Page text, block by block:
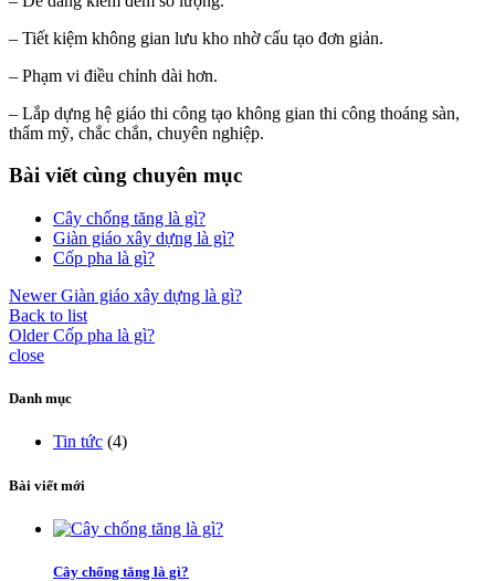
– Tiết kiệm không gian lưu kho nhờ cấu tạo đơn giản.
– Phạm vi điều chỉnh dài hơn.
– Lắp dựng hệ giáo thi công tạo không gian thi công thoáng sàn,
thẩm mỹ, chắc chắn, chuyên nghiệp.
Bài viết cùng chuyên mục
Cây chống tăng là gì?
Giàn giáo xây dựng là gì?
Cốp pha là gì?
Newer Giàn giáo xây dựng là gì?
Back to list
Older Cốp pha là gì?
close
Danh mục
Tin tức (4)
Bài viết mới
Cây chống tăng là gì?